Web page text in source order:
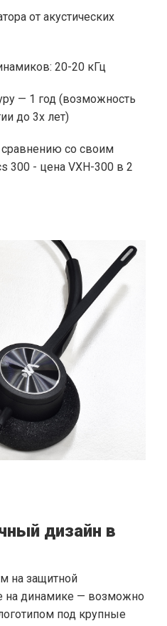
от акустических
20-20 кГц
— 1 год (возможность
до 3х лет)
со своим
300 - цена VXH-300 в 2
дизайн в
на защитной
на динамике — возможно
под крупные